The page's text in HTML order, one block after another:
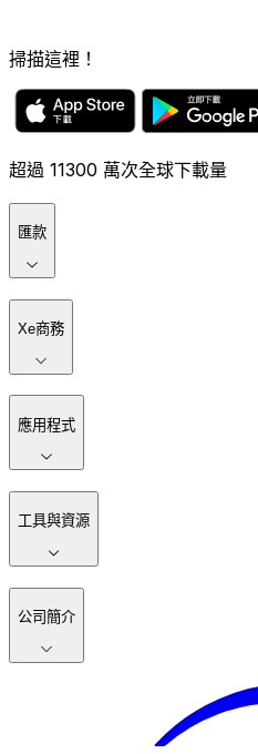
掃描這裡！
超過 11300 萬次全球下載量
匯款
Xe商務
應用程式
工具與資源
公司簡介